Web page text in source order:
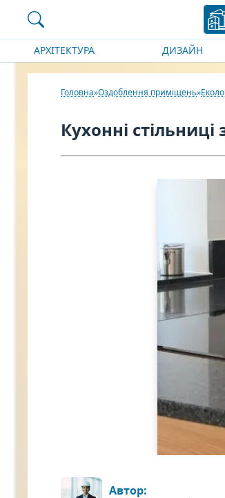
АРХІТЕКТУРА ДИЗАЙН
Головна Оздоблення приміщень
Кухонні
Автор: